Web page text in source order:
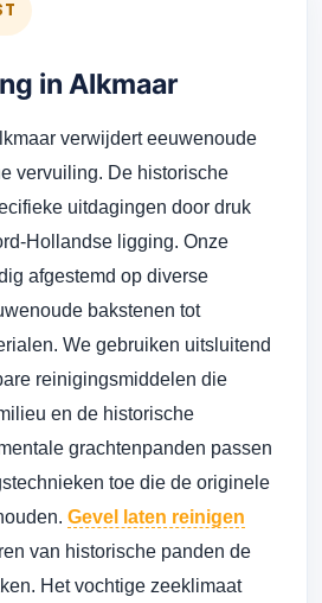
in Alkmaar
verwijdert eeuwenoude
vervuiling. De historische
uitdagingen door druk
Hollandse ligging. Onze
afgestemd op diverse
bakstenen tot
We gebruiken uitsluitend
reinigingsmiddelen die
en de historische
grachtenpanden passen
toe die de originele
Gevel laten reinigen
van historische panden de
Het vochtige zeeklimaat